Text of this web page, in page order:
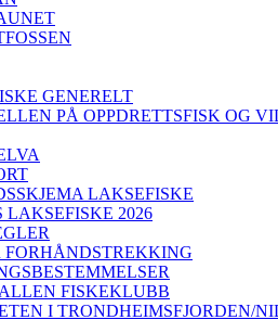
GENERELT
PÅ OPPDRETTSFISK OG
LAKSEFISKE
LAKSEFISKE 2026
FORHÅNDSTREKKING
FISKEKLUBB
I TRONDHEIMSFJORDEN/